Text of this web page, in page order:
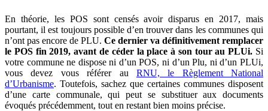
En théorie, les POS sont censés avoir disparus en 2017, mais
pourtant, il est toujours possible d’en trouver dans les communes qui
n’ont pas encore de PLU. Ce dernier va définitivement remplacer
le POS fin 2019, avant de céder la place à son tour au PLUi. Si
votre commune ne dispose ni d’un POS, ni d’un Plu, ni d’un PLUi,
vous devez vous référer au RNU, le Règlement National
d’Urbanisme. Toutefois, sachez que certaines communes disposent
d’une carte communale, qui peut se substituer aux documents
évoqués précédemment, tout en restant bien moins précise.